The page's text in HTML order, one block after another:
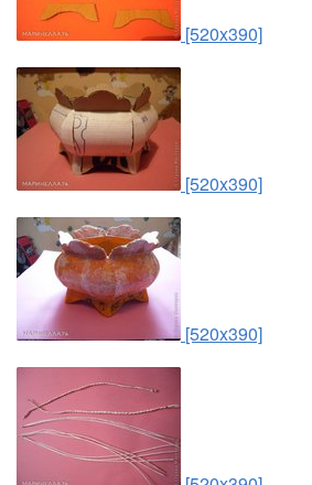
[520x390]
[520x390]
[520x390]